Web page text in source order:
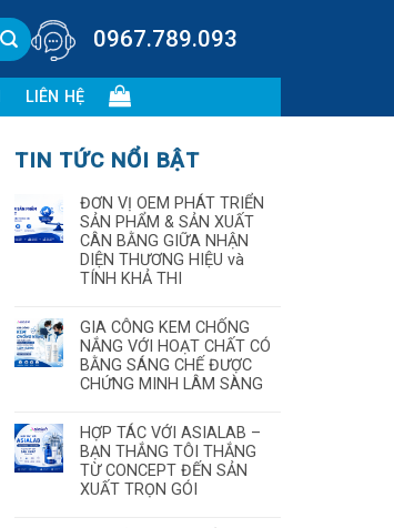
0967.789.093
LIÊN HỆ
TIN TỨC NỔI BẬT
ĐƠN VỊ OEM PHÁT TRIỂN
SẢN PHẨM & SẢN XUẤT
CÂN BẰNG GIỮA NHẬN
DIỆN THƯƠNG HIỆU và
TÍNH KHẢ THI
GIA CÔNG KEM CHỐNG
NẮNG VỚI HOẠT CHẤT CÓ
BẰNG SÁNG CHẾ ĐƯỢC
CHỨNG MINH LÂM SÀNG
HỢP TÁC VỚI ASIALAB –
BẠN THẮNG TÔI THẮNG
TỪ CONCEPT ĐẾN SẢN
XUẤT TRỌN GÓI